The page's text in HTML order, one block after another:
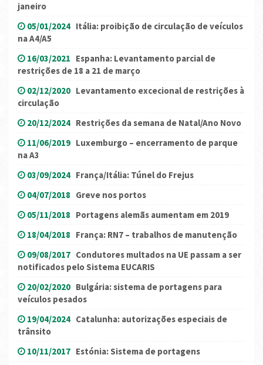
janeiro
05/01/2024 Itália: proibição de circulação de veículos
na A4/A5
16/03/2021 Espanha: Levantamento parcial de
restrições de 18 a 21 de março
02/12/2020 Levantamento excecional de restrições à
circulação
20/12/2024 Restrições da semana de Natal/Ano Novo
11/06/2019 Luxemburgo – encerramento de parque
na A3
03/09/2024 França/Itália: Túnel do Frejus
04/07/2018 Greve nos portos
05/11/2018 Portagens alemãs aumentam em 2019
18/04/2018 França: RN7 – trabalhos de manutenção
09/08/2017 Condutores multados na UE passam a ser
notificados pelo Sistema EUCARIS
20/02/2020 Bulgária: sistema de portagens para
veículos pesados
19/04/2024 Catalunha: autorizações especiais de
trânsito
10/11/2017 Estónia: Sistema de portagens